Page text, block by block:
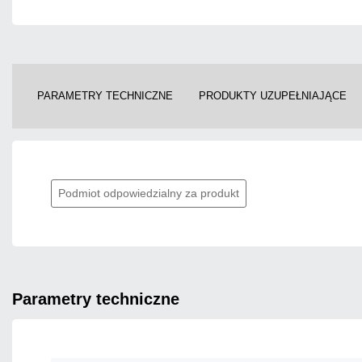
PARAMETRY TECHNICZNE PRODUKTY UZUPEŁNIAJĄCE
Podmiot odpowiedzialny za produkt
parametry techniczne